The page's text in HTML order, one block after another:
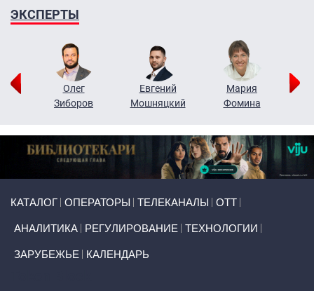
ЭКСПЕРТЫ
Олег
Зиборов
Евгений
Мошняцкий
Мария
Фомина
КАТАЛОГ ОПЕРАТОРЫ ТЕЛЕКАНАЛЫ ОТТ
АНАЛИТИКА РЕГУЛИРОВАНИЕ ТЕХНОЛОГИИ
ЗАРУБЕЖЬЕ КАЛЕНДАРЬ